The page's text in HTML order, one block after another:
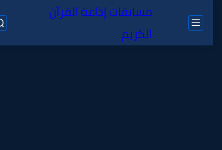
مسابقات إذاعة القرآن
الكريم